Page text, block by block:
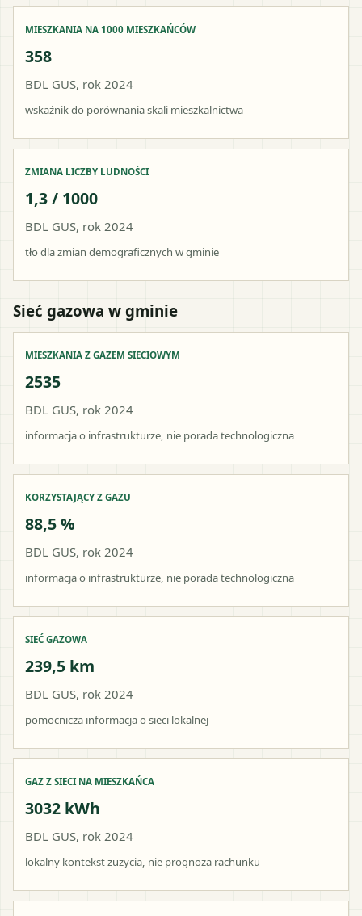
MIESZKANIA NA 1000 MIESZKAŃCÓW
358
BDL GUS, rok 2024
wskaźnik do porównania skali mieszkalnictwa
ZMIANA LICZBY LUDNOŚCI
1,3 / 1000
BDL GUS, rok 2024
tło dla zmian demograficznych w gminie
Sieć gazowa w gminie
MIESZKANIA Z GAZEM SIECIOWYM
2535
BDL GUS, rok 2024
informacja o infrastrukturze, nie porada technologiczna
KORZYSTAJĄCY Z GAZU
88,5 %
BDL GUS, rok 2024
informacja o infrastrukturze, nie porada technologiczna
SIEĆ GAZOWA
239,5 km
BDL GUS, rok 2024
pomocnicza informacja o sieci lokalnej
GAZ Z SIECI NA MIESZKAŃCA
3032 kWh
BDL GUS, rok 2024
lokalny kontekst zużycia, nie prognoza rachunku